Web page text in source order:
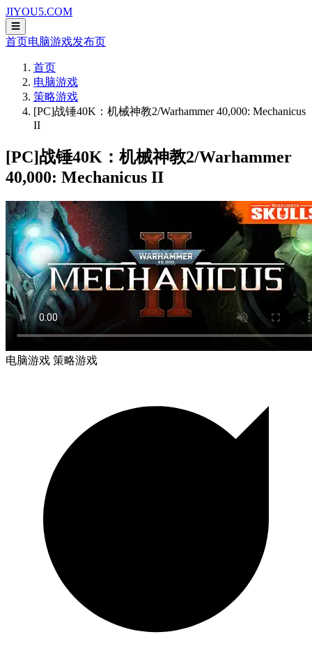
JIYOU5.COM
☰
首页电脑游戏发布页
首页
电脑游戏
策略游戏
[PC]战锤40K：机械神教2/Warhammer 40,000: Mechanicus
II
[PC]战锤40K：机械神教2/Warhammer
40,000: Mechanicus II
电脑游戏 策略游戏